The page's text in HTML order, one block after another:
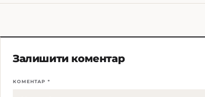
Залишити коментар
КОМЕНТАР *